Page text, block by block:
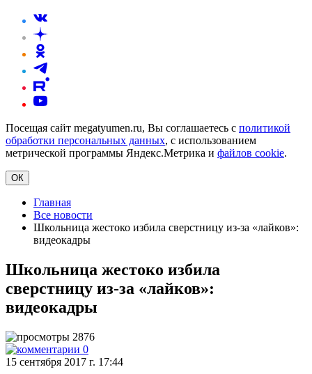
Посещая сайт megatyumen.ru, Вы соглашаетесь с политикой
обработки персональных данных, с использованием
метрической программы Яндекс.Метрика и файлов cookie.
ОК
Главная
Все новости
Школьница жестоко избила сверстницу из-за «лайков»:
видеокадры
Школьница жестоко избила
сверстницу из-за «лайков»:
видеокадры
2876
0
15 сентября 2017 г. 17:44